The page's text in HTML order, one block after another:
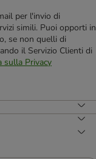
per l'invio di
simili. Puoi opporti in
se non quelli di
il Servizio Clienti di
sulla Privacy